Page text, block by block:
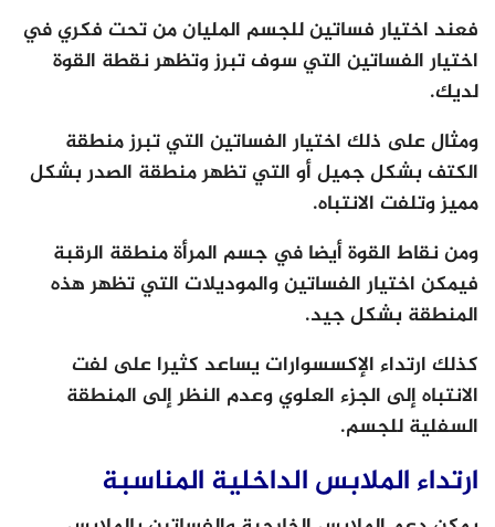
فعند اختيار فساتين للجسم المليان من تحت فكري في
اختيار الفساتين التي سوف تبرز وتظهر نقطة القوة
لديك.
ومثال على ذلك اختيار الفساتين التي تبرز منطقة
الكتف بشكل جميل أو التي تظهر منطقة الصدر بشكل
مميز وتلفت الانتباه.
ومن نقاط القوة أيضا في جسم المرأة منطقة الرقبة
فيمكن اختيار الفساتين والموديلات التي تظهر هذه
المنطقة بشكل جيد.
كذلك ارتداء الإكسسوارات يساعد كثيرا على لفت
الانتباه إلى الجزء العلوي وعدم النظر إلى المنطقة
السفلية للجسم.
ارتداء الملابس الداخلية المناسبة